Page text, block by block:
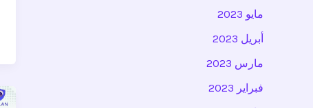
مايو 2023
أبريل 2023
مارس 2023
فبراير 2023